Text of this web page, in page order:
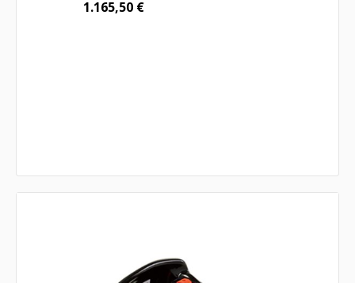
1.165,50 €